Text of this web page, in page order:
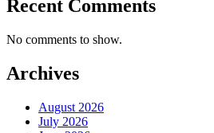
Recent Comments
No comments to show.
Archives
August 2026
July 2026